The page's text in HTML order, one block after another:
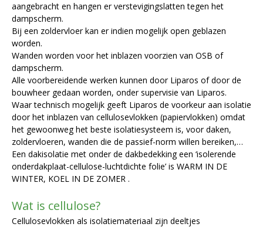
aangebracht en hangen er verstevigingslatten tegen het
dampscherm.
Bij een zoldervloer kan er indien mogelijk open geblazen
worden.
Wanden worden voor het inblazen voorzien van OSB of
dampscherm.
Alle voorbereidende werken kunnen door Liparos of door de
bouwheer gedaan worden, onder supervisie van Liparos.
Waar technisch mogelijk geeft Liparos de voorkeur aan isolatie
door het inblazen van cellulosevlokken (papiervlokken) omdat
het gewoonweg het beste isolatiesysteem is, voor daken,
zoldervloeren, wanden die de passief-norm willen bereiken,…
Een dakisolatie met onder de dakbedekking een ‘isolerende
onderdakplaat-cellulose-luchtdichte folie’ is WARM IN DE
WINTER, KOEL IN DE ZOMER .
Wat is cellulose?
Cellulosevlokken als isolatiemateriaal zijn deeltjes